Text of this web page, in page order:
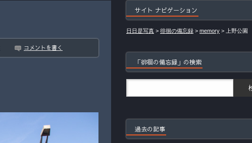
コメントを書く
サイト ナビゲーション
日日是写真 > 徘徊の備忘録 > memory > 上野公園
「徘徊の備忘録」の検索
過去の記事